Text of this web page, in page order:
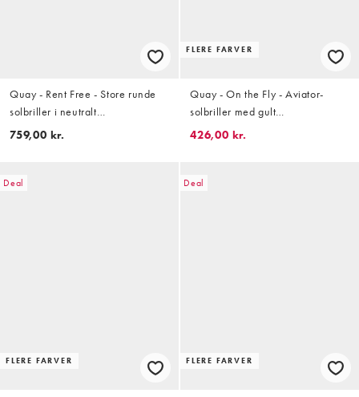
Quay - Rent Free - Store runde
solbriller i neutralt
skildpaddemønster med brune
759,00 kr.
FLERE FARVER
Quay - On the Fly - Aviator-
solbriller med gult
skildpaddemønster og ravfarvede
426,00 kr.
Deal
FLERE FARVER
Deal
FLERE FARVER